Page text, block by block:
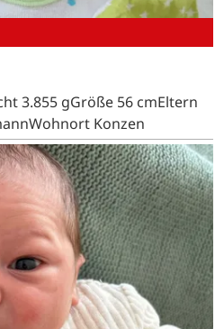
3.855 gGröße 56 cmEltern
Konzen